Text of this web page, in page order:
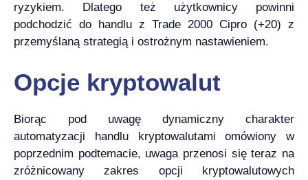
ryzykiem. Dlatego też użytkownicy powinni
podchodzić do handlu z Trade 2000 Cipro (+20) z
przemyślaną strategią i ostrożnym nastawieniem.
Opcje kryptowalut
Biorąc pod uwagę dynamiczny charakter
automatyzacji handlu kryptowalutami omówiony w
poprzednim podtemacie, uwaga przenosi się teraz na
zróżnicowany zakres opcji kryptowalutowych